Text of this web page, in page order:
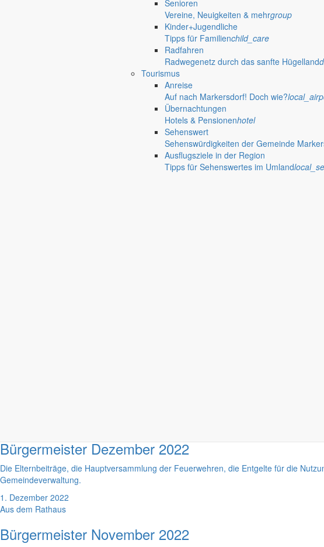
Senioren
Vereine, Neuigkeiten & mehrgroup
Kinder+Jugendliche
Tipps für Familienchild_care
Radfahren
Radwegenetz durch das sanfte Hügelland
Tourismus
Anreise
Auf nach Markersdorf! Doch wie?
Übernachtungen
Hotels & Pensionenhotel
Sehenswert
Sehenswürdigkeiten der Gemeinde
Ausflugsziele in der Region
Tipps für Sehenswertes im Umland
Außerhalb der Öffnungszeiten können Termine vereinbart werden.
E-Mail: sekretariat@gemeinde-markersdorf.de
Aktuelles aus dem
Bürgermeister März 2023
Bürgermeister Silvio Renger berichtet von der Gemeinderatssitzung im Februar, einer
Anfang Dezember 2022 waren die Partnergemeinden aus Polen und Tschechien zu
Bürgermeister Dezember 2022
Die Elternbeiträge, die Hauptversammlung der Feuerwehren, die Entgelte für die
Gemeindeverwaltung.
1. Dezember 2022
Aus dem Rathaus
Bürgermeister November 2022